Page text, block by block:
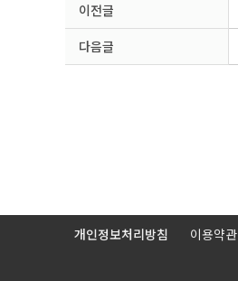
이전글
다음글
개인정보처리방침 이용약관